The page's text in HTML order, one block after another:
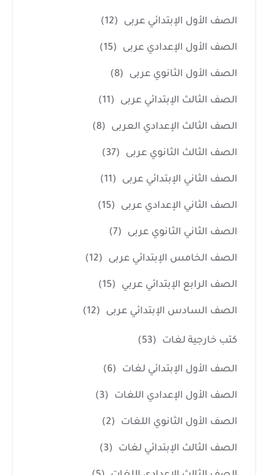
الصف الأول الإبتدائي عربى (12)
الصف الأول الإعدادي عربى (15)
الصف الأول الثانوي عربى (8)
الصف الثالث الإبتدائي عربى (11)
الصف الثالث الإعدادي العربى (8)
الصف الثالث الثانوي عربى (37)
الصف الثاني الإبتدائي عربى (11)
الصف الثاني الإعدادي عربى (15)
الصف الثاني الثانوي عربى (7)
الصف الخامس الإبتدائي عربى (12)
الصف الرابع الإبتدائي عربي (15)
الصف السادس الإبتدائي عربى (12)
كتب خارجية لغات (53)
الصف الأول الإبتدائي لغات (6)
الصف الأول الإعدادي اللغات (3)
الصف الأول الثانوي اللغات (2)
الصف الثالث الإبتدائي لغات (3)